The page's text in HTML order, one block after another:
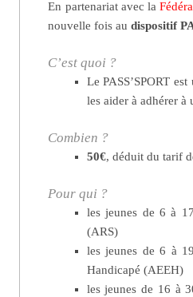
En partenariat avec la
nouvelle fois audispositif
C’est quoi ?
Le PASS’SPORT est
les aider à adhérer
Combien ?
50€, déduit du tarif
Pour qui ?
les jeunes de 6 à
(ARS)
les jeunes de 6 à
Handicapé (AEEH)
les jeunes de 16 à